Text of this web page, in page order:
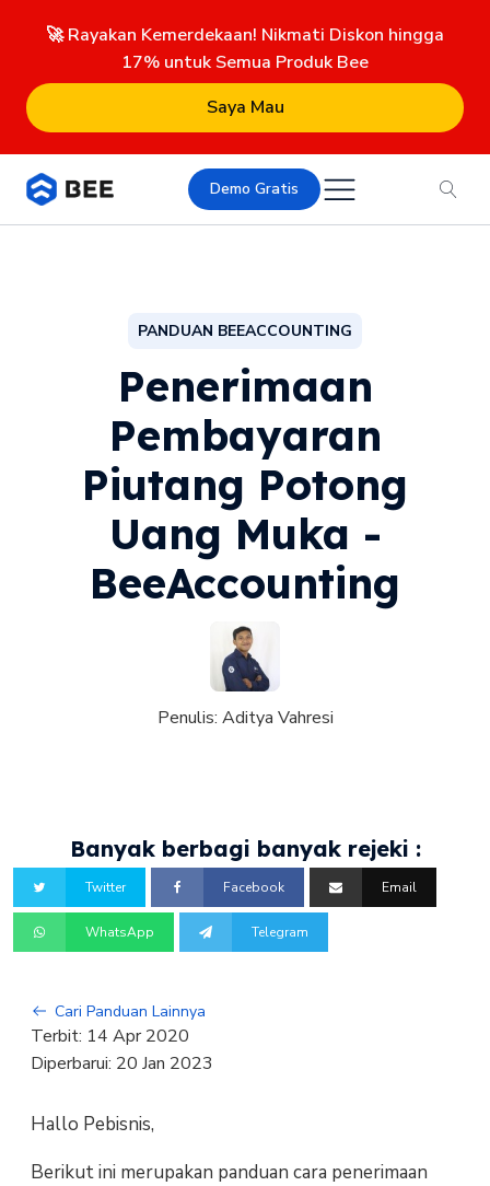
🚀 Rayakan Kemerdekaan! Nikmati Diskon hingga
17% untuk Semua Produk Bee
Saya Mau
Demo Gratis
PANDUAN BEEACCOUNTING
Penerimaan
Pembayaran
Piutang Potong
Uang Muka -
BeeAccounting
Penulis: Aditya Vahresi
Banyak berbagi banyak rejeki :
Twitter Facebook Email
WhatsApp Telegram
Cari Panduan Lainnya
Terbit: 14 Apr 2020
Diperbarui: 20 Jan 2023
Hallo Pebisnis,
Berikut ini merupakan panduan cara penerimaan